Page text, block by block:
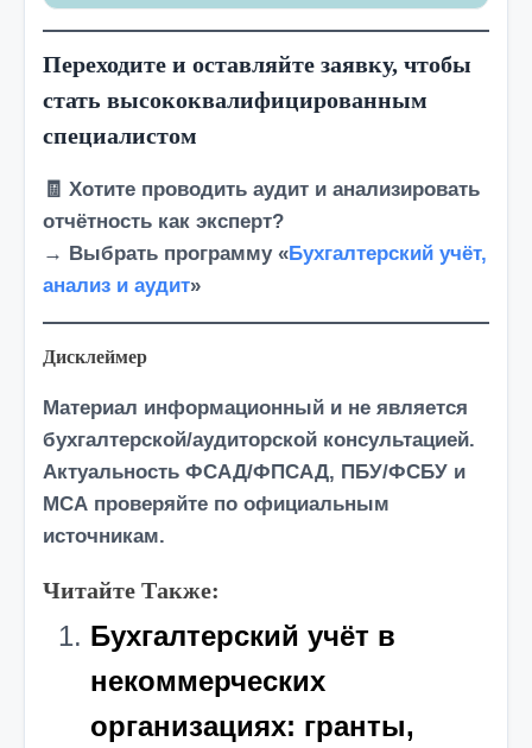
Переходите и оставляйте заявку, чтобы
стать высококвалифицированным
специалистом
🧾 Хотите проводить аудит и анализировать
отчётность как эксперт?
→ Выбрать программу «Бухгалтерский учёт,
анализ и аудит»
Дисклеймер
Материал информационный и не является
бухгалтерской/аудиторской консультацией.
Актуальность ФСАД/ФПСАД, ПБУ/ФСБУ и
МСА проверяйте по официальным
источникам.
Читайте Также:
Бухгалтерский учёт в
некоммерческих
организациях: гранты,